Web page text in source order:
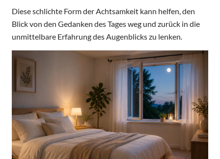
Diese schlichte Form der Achtsamkeit kann helfen, den
Blick von den Gedanken des Tages weg und zurück in die
unmittelbare Erfahrung des Augenblicks zu lenken.